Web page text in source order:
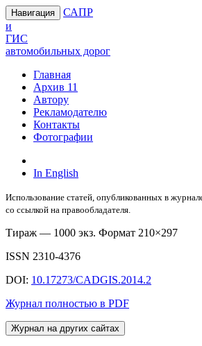
Навигация
САПР
и
ГИС
автомобильных дорог
Главная
Архив 11
Автору
Рекламодателю
Контакты
Фотографии
In English
Использование статей, опубликованных в
со ссылкой на правообладателя.
Тираж — 1000 экз. Формат 210×297
ISSN 2310-4376
DOI: 10.17273/CADGIS.2014.2
Журнал полностью в PDF
Журнал на других сайтах